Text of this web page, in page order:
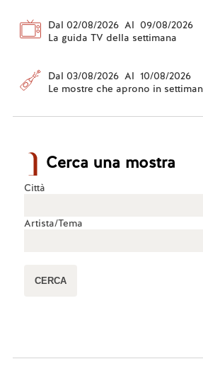
Dal 02/08/2026 Al 09/08/2026
La guida TV della settimana
Dal 03/08/2026 Al 10/08/2026
Le mostre che aprono in
Cerca una mostra
Città
Artista/Tema